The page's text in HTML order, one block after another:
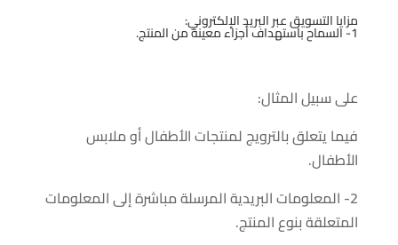
مزايا التسويق عبر البريد الإلكتروني:
1- السماح باستهداف أجزاء معينة من المنتج.
على سبيل المثال:
فيما يتعلق بالترويج لمنتجات الأطفال أو ملابس
الأطفال.
2- المعلومات البريدية المرسلة مباشرة إلى المعلومات
المتعلقة بنوع المنتج.